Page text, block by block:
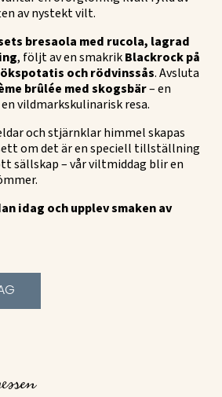
av nystekt vilt.
bresaola med rucola, lagrad
, följt av en smakrikBlackrock på
och rödvinssås. Avsluta
brûlée med skogsbär– en
vildmarkskulinarisk resa.
och stjärnklar himmel skapas
om det är en speciell tillställning
sällskap – vår viltmiddag blir en
idag och upplev smaken av